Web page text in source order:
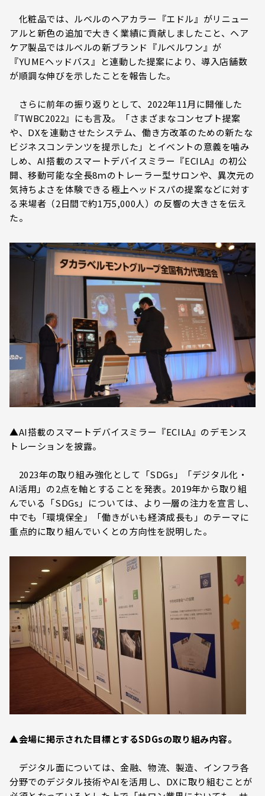
化粧品では、ルベルのヘアカラー『エドル』がリニュー
アルと新色の追加で大きく業績に貢献しましたこと、ヘア
ケア製品ではルベルの新ブランド『ルベルワン』が
『YUMEヘッドバス』と連動した提案により、導入店舗数
が順調な伸びを示したことを報告した。
さらに前年の振り返りとして、2022年11月に開催した
『TWBC2022』にも言及。「さまざまなコンセプト提案
や、DXを連動させたシステム、働き方改革のための新たな
ビジネスコンテンツを提示した」とイベントの意義を噛み
しめ、AI搭載のスマートデバイスミラー『ECILA』の初公
開、移動可能な全長8ｍのトレーラー型サロンや、異次元の
気持ちよさを体験できる極上ヘッドスパの提案などに対す
る来場者（2日間で約1万5,000人）の反響の大きさを伝え
た。
▲AI搭載のスマートデバイスミラー『ECILA』のデモンス
トレーションを披露。
2023年の取り組み強化として「SDGs」「デジタル化・
AI活用」の2点を軸とすることを発表。2019年から取り組
んでいる「SDGs」については、より一層の注力を宣言し、
中でも「環境保全」「働きがいも経済成長も」のテーマに
重点的に取り組んでいくとの方向性を説明した。
▲会場に掲示された目標とするSDGsの取り組み内容。
デジタル面については、金融、物流、製造、インフラ各
分野でのデジタル技術やAIを活用し、DXに取り組むことが